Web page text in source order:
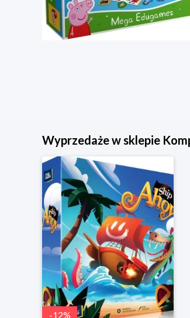
Wyprzedaże w sklepie
-12%